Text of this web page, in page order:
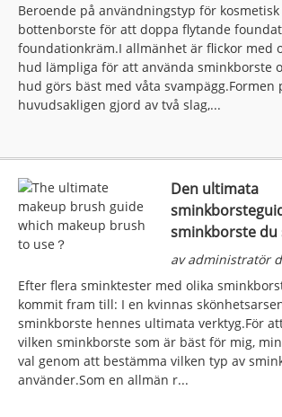
Beroende på användningstyp för kosmetisk
bottenborste för att doppa flytande
foundationkräm.I allmänhet är flickor med
hud lämpliga för att använda sminkborste
hud görs bäst med våta svampägg.Formen
huvudsakligen gjord av två slag,...
Den ultimata
sminkborste du
av administratör
Efter flera sminktester med olika
kommit fram till: I en kvinnas
sminkborste hennes ultimata verktyg.För
vilken sminkborste som är bäst för mig,
val genom att bestämma vilken typ av
använder.Som en allmän r...